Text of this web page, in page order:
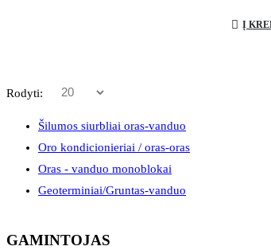
Į
Rodyti:
Šilumos siurbliai oras-vanduo
Oro kondicionieriai / oras-oras
Oras - vanduo monoblokai
Geoterminiai/Gruntas-vanduo
GAMINTOJAS